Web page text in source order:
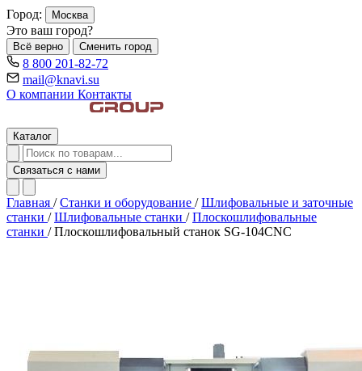
Город: Москва
Это ваш город?
Всё верно Сменить город
8 800 201-82-72
mail@knavi.su
О компании Контакты
Каталог
Связаться с нами
Главная / Станки и оборудование / Шлифовальные и заточные
станки / Шлифовальные станки / Плоскошлифовальные
станки / Плоскошлифовальный станок SG-104CNC